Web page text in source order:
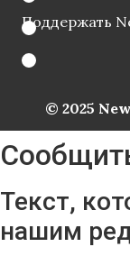
Поддержать
© 2025
Текст,
нашим